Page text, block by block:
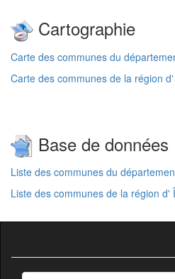
Cartographie
Carte des communes du
Carte des communes de la région
Base de données
Liste des communes du
Liste des communes de la région d'